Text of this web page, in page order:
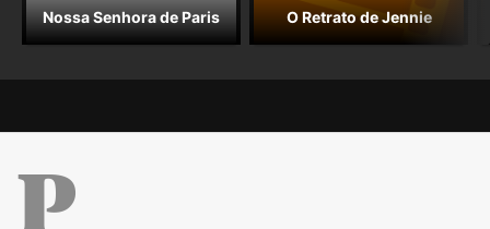
Nossa Senhora de Paris O Retrato de Jennie